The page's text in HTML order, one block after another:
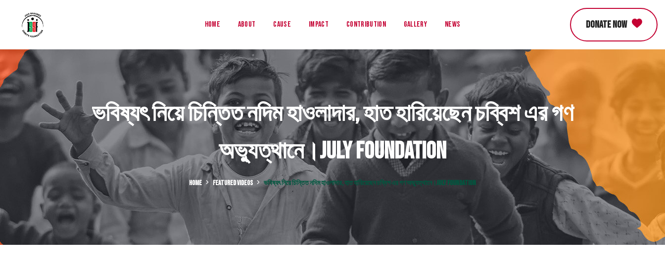
Home About Cause Impact Contribution Gallery News DONATE NOW
ভবিষ্যৎ নিয়ে চিন্তিত নদিম হাওলাদার, হাত হারিয়েছেন চব্বিশ এর গণ
অভ্যুত্থানে।July Foundation
HOME FEATURED VIDEOS ভবিষ্যৎ নিয়ে চিন্তিত নদিম হাওলাদার, হাত হারিয়েছেন চব্বিশ এর গণ অভ্যুত্থানে।JULY FOUNDATION